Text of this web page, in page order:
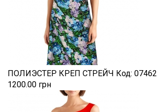
ПОЛИЭСТЕР КРЕП СТРЕЙЧ Код: 07462
1200.00 грн